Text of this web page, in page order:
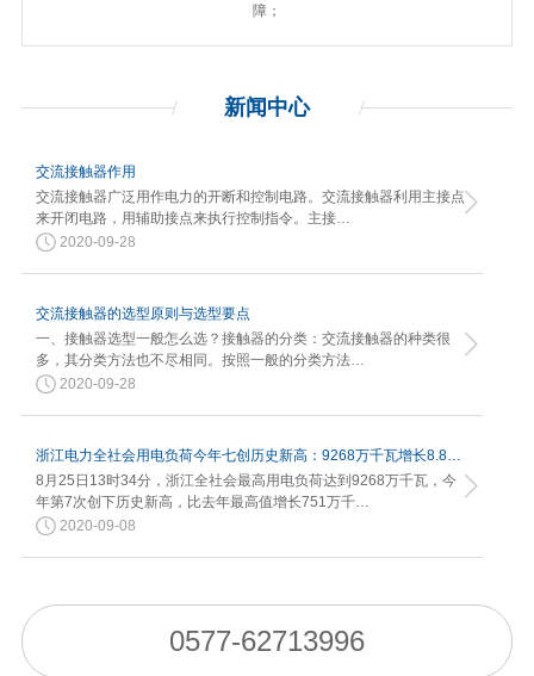
障；
新闻 中心
交流接触器作用
交流接触器广泛用作电力的开断和控制电路。交流接触器利用主接点
来开闭电路，用辅助接点来执行控制指令。主接…
2020-09-28
交流接触器的选型原则与选型要点
一、接触器选型一般怎么选？接触器的分类：交流接触器的种类很
多，其分类方法也不尽相同。按照一般的分类方法…
2020-09-28
浙江电力全社会用电负荷今年七创历史新高：9268万千瓦增长8.82%
8月25日13时34分，浙江全社会最高用电负荷达到9268万千瓦，今
年第7次创下历史新高，比去年最高值增长751万千…
2020-09-08
0577-62713996